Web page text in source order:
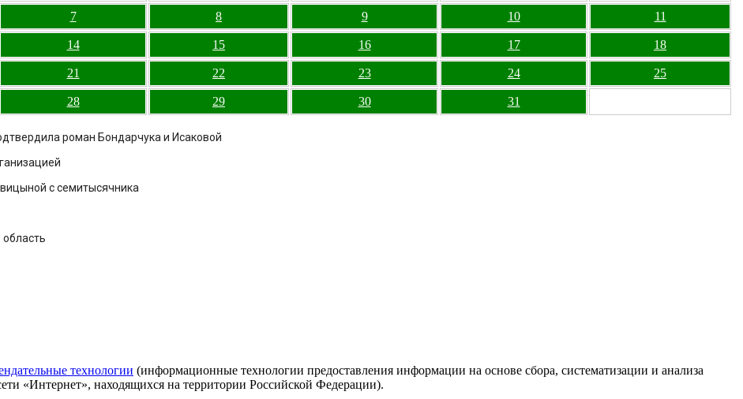
7 8 9 10 11
14 15 16 17 18
21 22 23 24 25
28 29 30 31
роман Бондарчука и Исаковой
с семитысячника
технологии (информационные технологии предоставления информации на основе сбора, систематизации и анализа
«Интернет», находящихся на территории Российской Федерации).